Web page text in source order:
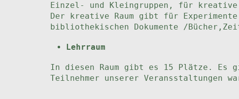
Einzel- und Kleingruppen, für
Der kreative Raum gibt für
bibliothekischen Dokumente /
Lehrraum
In diesen Raum gibt es 15 Plätze.
Teilnehmer unserer Veransstaltungen